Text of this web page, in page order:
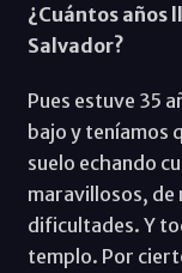
¿Cuántos años
Salvador?
Pues estuve 35
bajo y teníamos
suelo echando
maravillosos, de
dificultades. Y
templo. Por